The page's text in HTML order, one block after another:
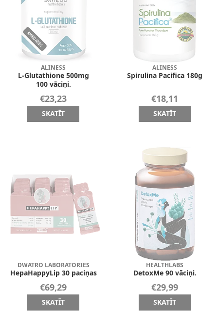
ALINESS
L-Glutathione 500mg
100 vāciņi.
€23,23
SKATĪT
ALINESS
Spirulina Pacifica 180g
€18,11
SKATĪT
DWATRO LABORATORIES
HepaHappyLip 30 paciņas
€69,29
SKATĪT
HEALTHLABS
DetoxMe 90 vāciņi.
€29,99
SKATĪT